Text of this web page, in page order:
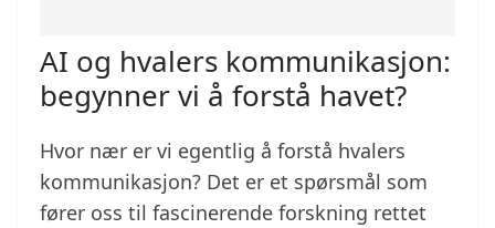
AI og hvalers kommunikasjon:
begynner vi å forstå havet?
Hvor nær er vi egentlig å forstå hvalers
kommunikasjon? Det er et spørsmål som
fører oss til fascinerende forskning rettet